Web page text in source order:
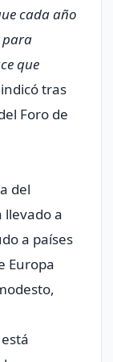
cada año
para
que
indicó tras
Foro de
del
llevado a
a países
Europa